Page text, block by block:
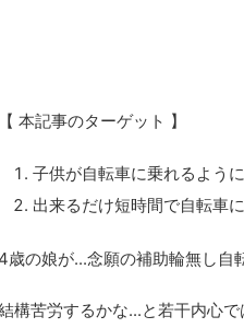
【 本記事のターゲット 】
子供が自転車に乗れるよう
出来るだけ短時間で自転車
4歳の娘が...念願の補助輪無し自
構苦労するかな...と若干内心